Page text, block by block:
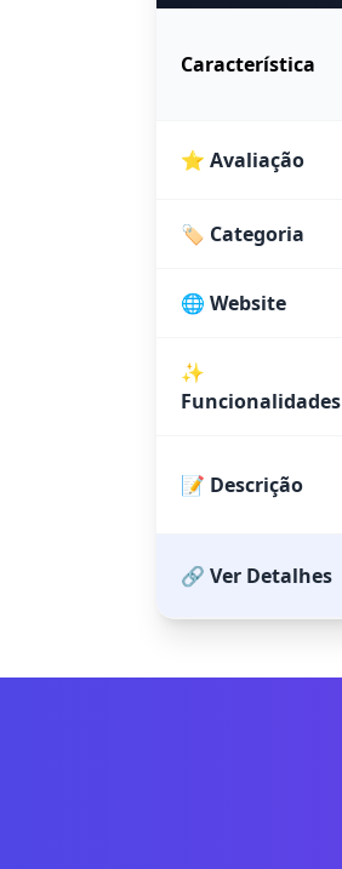
Característica
⭐ Avaliação
🏷️ Categoria
🌐 Website
✨
Funcionalidades
📝 Descrição
🔗 Ver Detalhes